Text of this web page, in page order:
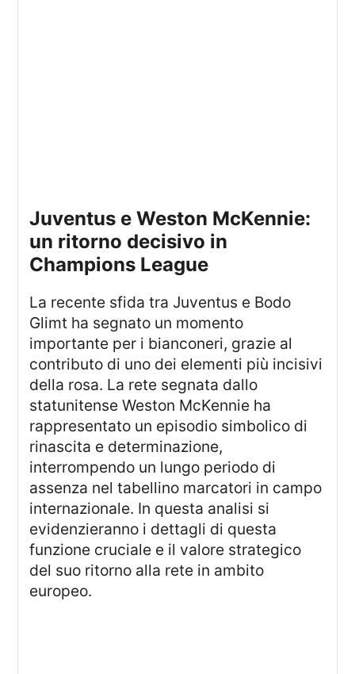
Juventus e Weston McKennie:
un ritorno decisivo in
Champions League
La recente sfida tra Juventus e Bodo
Glimt ha segnato un momento
importante per i bianconeri, grazie al
contributo di uno dei elementi più incisivi
della rosa. La rete segnata dallo
statunitense Weston McKennie ha
rappresentato un episodio simbolico di
rinascita e determinazione,
interrompendo un lungo periodo di
assenza nel tabellino marcatori in campo
internazionale. In questa analisi si
evidenzieranno i dettagli di questa
funzione cruciale e il valore strategico
del suo ritorno alla rete in ambito
europeo.